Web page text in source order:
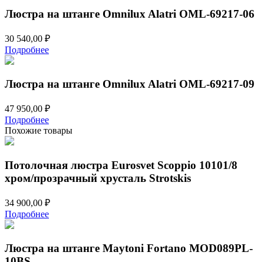
Люстра на штанге Omnilux Alatri OML-69217-06
30 540,00 ₽
Подробнее
Люстра на штанге Omnilux Alatri OML-69217-09
47 950,00 ₽
Подробнее
Похожие товары
Потолочная люстра Eurosvet Scoppio 10101/8
хром/прозрачный хрусталь Strotskis
34 900,00 ₽
Подробнее
Люстра на штанге Maytoni Fortano MOD089PL-